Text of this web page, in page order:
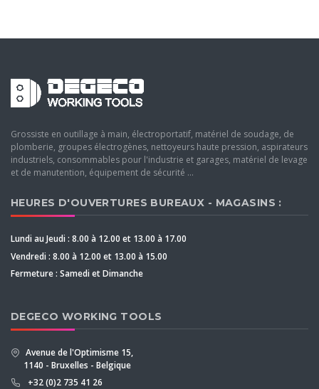
Grossiste en outillage à main, électroportatif, matériel de soudage, de
plomberie, groupes électrogènes, nettoyeurs haute pression, aspirateurs
industriels, consommables pour l'industrie et garages, matériel de levage
et de manutention, équipement de sécurité ...
HEURES D'OUVERTURES BUREAUX - MAGASINS :
Lundi au Jeudi : 8.00 à 12.00 et 13.00 à 17.00
Vendredi : 8.00 à 12.00 et 13.00 à 15.00
Fermeture : Samedi et Dimanche
DEGECO WORKING TOOLS
Avenue de l'Optimisme 15,
1140 - Bruxelles - Belgique
+32 (0)2 735 41 26